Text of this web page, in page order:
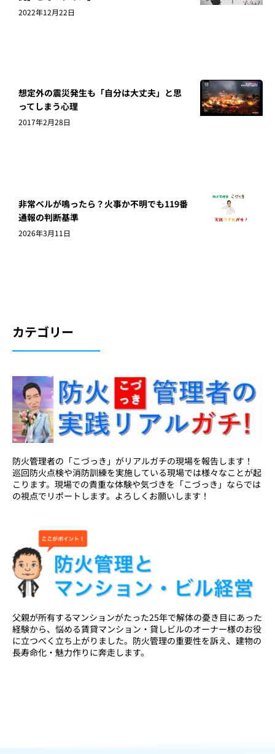
2022年12月22日
想定外の震災発生も「自分は大丈夫」と思
ってしまう心理
2017年2月28日
非常ベルが鳴ったら？火事か不明でも119番
通報の判断基準
2026年3月11日
カテゴリー
防火管理者の「こづっき」がリアルガチの現場を報告します！
巡回防火点検や消防訓練を実施している現場では様々なことが起
こります。現場での貴重な体験や気づきを「こづっき」ならでは
の視点でリポートします。よろしくお願いします！
父親が所有するマンションがたった25年で解体の憂き目にあった
経験から、悩める賃貸マンション・貸しビルのオーナー様のお役
に立つべく立ち上がりました。防火管理の重要性を訴え、建物の
長寿命化・魅力作りに奔走します。